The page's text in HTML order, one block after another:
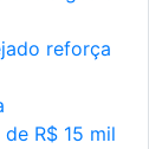
reforça
R$ 15 mil